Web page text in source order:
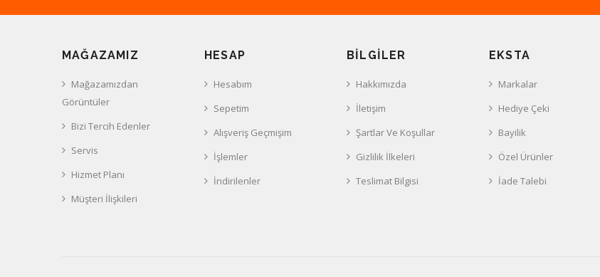
MAĞAZAMIZ
Mağazamızdan
Görüntüler
Bizi Tercih Edenler
Servis
Hizmet Planı
Müşteri İlişkileri
HESAP
Hesabım
Sepetim
Alışveriş Geçmişim
İşlemler
İndirilenler
BILGILER
Hakkımızda
İletişim
Şartlar Ve Koşullar
Gizlilik İlkeleri
Teslimat Bilgisi
EKSTA
Markalar
Hediye Çeki
Bayilik
Özel Ürünler
İade Talebi